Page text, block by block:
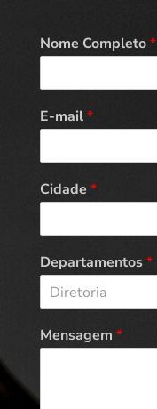
Nome Completo*
E-mail*
Cidade *
Departamentos*
Diretoria
Mensagem *